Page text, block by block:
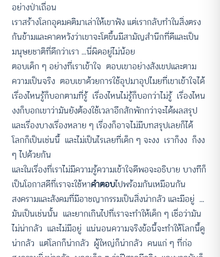
อย่างป่าเถื่อน
เราสร้างโลกอุดมคติมาเล่าให้เขาฟัง แต่เรากลับทำในสิ่งตรง
กันข้ามและคาดหวังว่าเขาจะโตขึ้นมีสามัญสำนึกที่ดีและเป็น
มนุษยชาติที่ดีกว่าเรา …นี่ผิดอยู่ไม่น้อย
ตอบเด็ก ๆ อย่างที่เราเข้าใจ ตอบเขาอย่างสังเขปและตาม
ความเป็นจริง ตอบเขาด้วยการใช้อุปมาอุปไมยที่เขาเข้าใจได้
เรื่องไหนรู้ก็บอกตามที่รู้ เรื่องไหนไม่รู้ก็บอกว่าไม่รู้ เรื่องไหน
งงก็บอกเขาว่ามันยังต้องใช้เวลาอีกสักพักกว่าจะได้ผลสรุป
และเรื่องบางเรื่องหลาย ๆ เรื่องก็อาจไม่มีบทสรุปเลยก็ได้
โลกก็เป็นเช่นนี้ และไม่เป็นไรเลยที่เด็ก ๆ จะงง เราก็งง ก็งง
ๆ ไปด้วยกัน
และในเรื่องที่เราไม่มีความรู้ความเข้าใจดีพอจะอธิบาย บางทีก็
เป็นโอกาสดีที่เราจะใช้หาคำตอบไปพร้อมกันเหมือนกัน
สงครามและสังคมที่มีอาชญากรรมเป็นสิ่งน่ากลัว และมีอยู่ …
มันเป็นเช่นนั้น และยากเกินไปที่เราจะทำให้เด็ก ๆ เชื่อว่ามัน
ไม่น่ากลัว และไม่มีอยู่ แน่นอนความจริงข้อนี้จะทำให้โลกนี้ดู
น่ากลัว แต่โลกก็น่ากลัว ผู้ใหญ่ก็น่ากลัว คนแก่ ๆ ที่ก่อ